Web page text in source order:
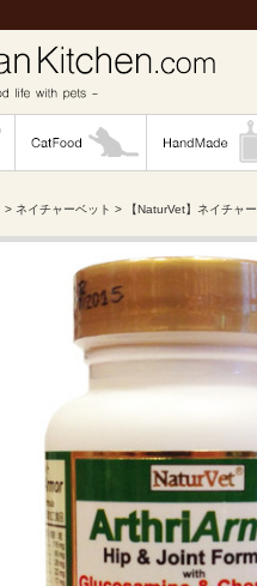
> ネイチャーベット > 【NaturVet】ネイチャ